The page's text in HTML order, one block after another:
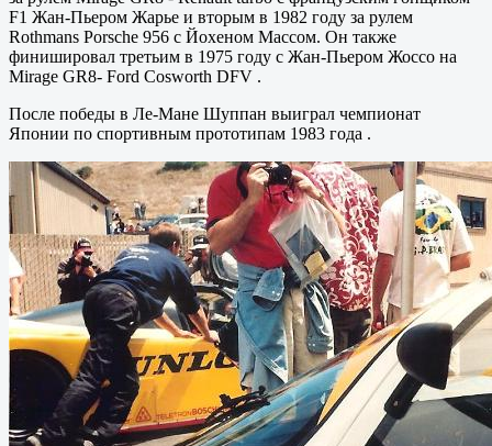
F1 Жан-Пьером Жарье и вторым в 1982 году за рулем
Rothmans Porsche 956 с Йохеном Массом. Он также
финишировал третьим в 1975 году с Жан-Пьером Жоссо на
Mirage GR8- Ford Cosworth DFV .
После победы в Ле-Мане Шуппан выиграл чемпионат
Японии по спортивным прототипам 1983 года .